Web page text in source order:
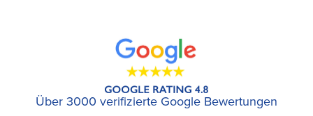
Über 3000 verifizierte Google Bewertungen